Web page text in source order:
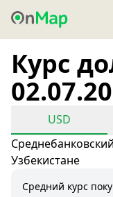
Курс
USD
Узбекистане
Средний курс